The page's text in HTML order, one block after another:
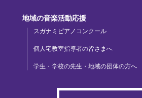
地域の音楽活動応援
スガナミピアノコンクール
個人宅教室指導者の皆さまへ
学生・学校の先生・地域の団体の方へ